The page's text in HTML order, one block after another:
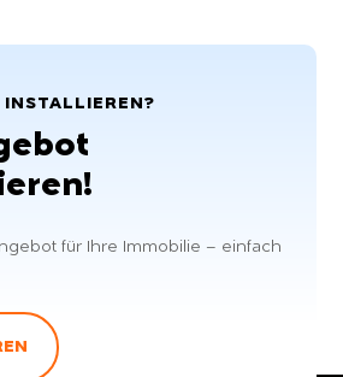
für Ihre Immobilie – einfach